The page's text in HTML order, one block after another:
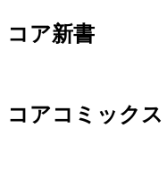
コア新書
コアコミックス